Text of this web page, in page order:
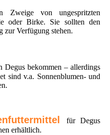
Zweige von ungespritzten
oder Birke. Sie sollten den
zur Verfügung stehen.
Degus bekommen – allerdings
sind v.a. Sonnenblumen- und
für Degus
erhältlich.